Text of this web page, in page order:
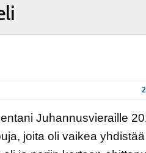
Juhannusvieraille
joita oli vaikea yhdistää